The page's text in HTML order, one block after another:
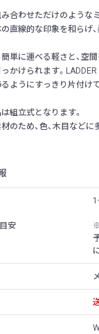
合わせただけのような
直線的な印象を和らげ
単に運べる軽さと、空
かけられます。
ようにすっきり片付け
組立式となります。
のため、色、木目などに
安